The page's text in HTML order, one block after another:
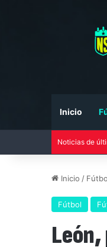
Inicio
Noticias de
Inicio /
Fútbol